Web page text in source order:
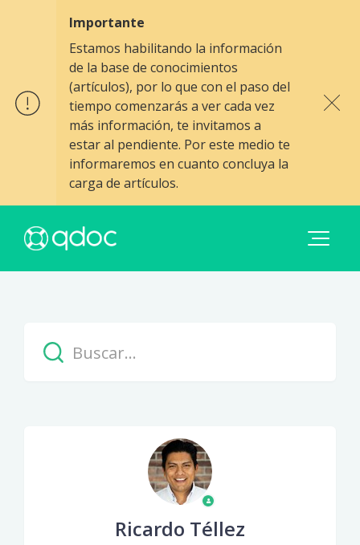
Importante
Estamos habilitando la información
de la base de conocimientos
(artículos), por lo que con el paso del
tiempo comenzarás a ver cada vez
más información, te invitamos a
estar al pendiente. Por este medio te
informaremos en cuanto concluya la
carga de artículos.
Ricardo Téllez